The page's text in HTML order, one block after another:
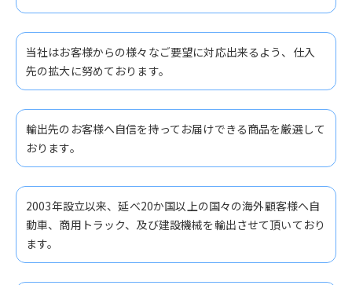
当社はお客様からの様々なご要望に対応出来るよう、仕入
先の拡大に努めております。
輸出先のお客様へ自信を持ってお届けできる商品を厳選して
おります。
2003年設立以来、延べ20か国以上の国々の海外顧客様へ自
動車、商用トラック、及び建設機械を輸出させて頂いており
ます。